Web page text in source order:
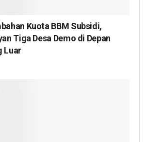
Kuota BBM Subsidi,
Tiga Desa Demo di Depan
Luar